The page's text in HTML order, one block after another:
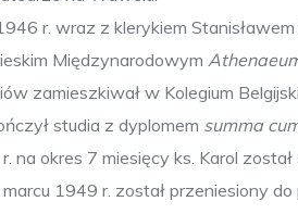
r. wraz z klerykiem
Międzynarodowym
zamieszkiwał w Kolegium
studia z dyplomem summa
na okres 7 miesięcy ks. Karol
1949 r. został przeniesiony